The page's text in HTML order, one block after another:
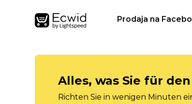
Prodaja na
Alles, was Sie für
Richten Sie in wenigen Minuten